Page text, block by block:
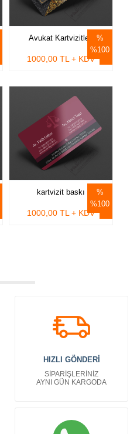
%100
Avukat Kartvizitleri
1000,00 TL + KDV
%100
kartvizit baskı
1000,00 TL + KDV
HIZLI GÖNDERİ
SİPARİŞLERİNİZ
AYNI GÜN KARGODA